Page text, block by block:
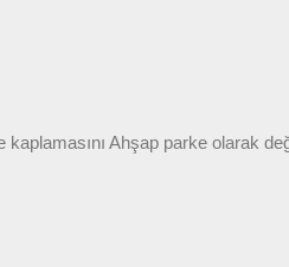
kaplamasını Ahşap parke olarak